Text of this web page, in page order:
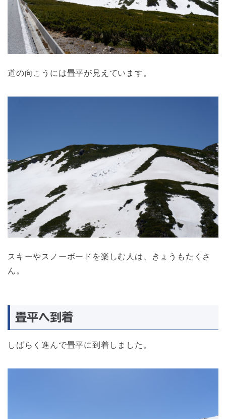
道の向こうには畳平が見えています。
スキーやスノーボードを楽しむ人は、きょうもたくさ
ん。
畳平へ到着
しばらく進んで畳平に到着しました。